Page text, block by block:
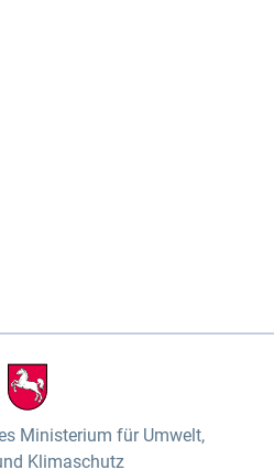
Ministerium für Umwelt,
Klimaschutz